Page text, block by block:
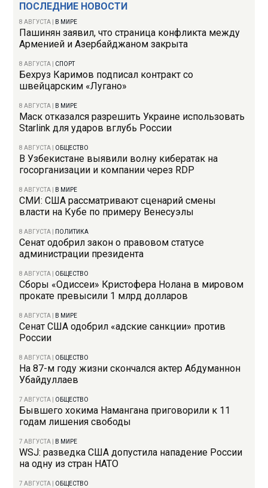
ПОСЛЕДНИЕ НОВОСТИ
8 АВГУСТА В МИРЕ
Пашинян заявил, что страница конфликта между
Арменией и Азербайджаном закрыта
8 АВГУСТА СПОРТ
Бехруз Каримов подписал контракт со
швейцарским «Лугано»
8 АВГУСТА В МИРЕ
Маск отказался разрешить Украине использовать
Starlink для ударов вглубь России
8 АВГУСТА ОБЩЕСТВО
В Узбекистане выявили волну кибератак на
госорганизации и компании через RDP
8 АВГУСТА В МИРЕ
СМИ: США рассматривают сценарий смены
власти на Кубе по примеру Венесуэлы
8 АВГУСТА ПОЛИТИКА
Сенат одобрил закон о правовом статусе
администрации президента
8 АВГУСТА ОБЩЕСТВО
Сборы «Одиссеи» Кристофера Нолана в мировом
прокате превысили 1 млрд долларов
8 АВГУСТА В МИРЕ
Сенат США одобрил «адские санкции» против
России
8 АВГУСТА ОБЩЕСТВО
На 87-м году жизни скончался актер Абдуманнон
Убайдуллаев
7 АВГУСТА ОБЩЕСТВО
Бывшего хокима Намангана приговорили к 11
годам лишения свободы
7 АВГУСТА В МИРЕ
WSJ: разведка США допустила нападение России
на одну из стран НАТО
7 АВГУСТА ОБЩЕСТВО